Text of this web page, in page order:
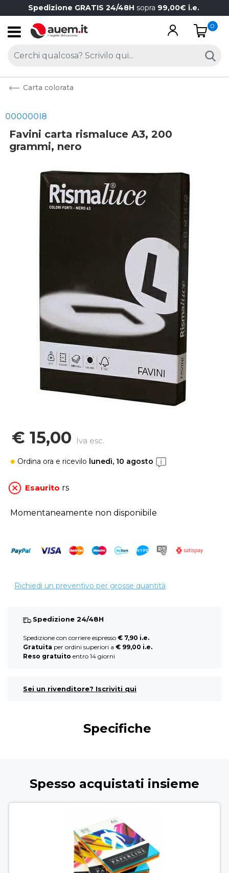
Spedizione GRATIS 24/48H sopra 99,00€ i.e.
Open
0
Carta colorata
000000I8
Favini carta rismaluce A3, 200
grammi, nero
€ 15,00 Iva esc.
Ordina ora e ricevilo lunedì, 10 agosto
Esaurito rs
Momentaneamente non disponibile
Richiedi un preventivo per grosse quantità
Spedizione 24/48H
Spedizione con corriere espresso € 7,90 i.e.
Gratuita per ordini superiori a € 99,00 i.e.
Reso gratuito entro 14 giorni
Sei un rivenditore? Iscriviti qui
Specifiche
Spesso acquistati insieme